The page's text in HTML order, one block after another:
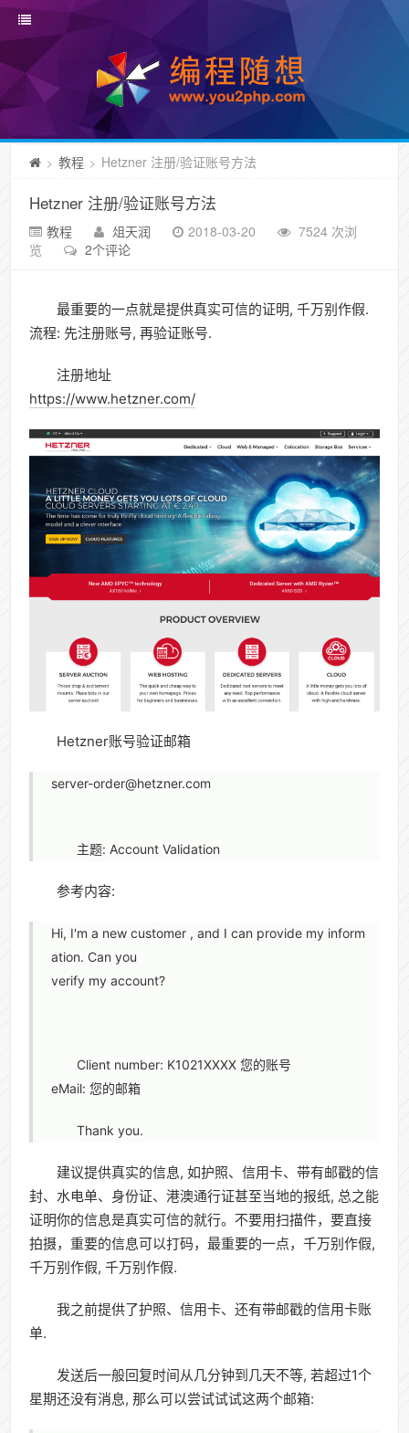
> 教程 > Hetzner 注册/验证账号方法
Hetzner 注册/验证账号方法
教程 俎天润 2018-03-20
7524 次浏
览
2个评论
最重要的一点就是提供真实可信的证明, 千万别作假.
流程: 先注册账号, 再验证账号.
注册地址
https://www.hetzner.com/
Hetzner账号验证邮箱
server-order@hetzner.com
主题: Account Validation
参考内容:
Hi, I'm a new customer , and I can provide my inform
ation. Can you
verify my account?
Client number: K1021XXXX 您的账号
eMail: 您的邮箱
Thank you.
建议提供真实的信息, 如护照、信用卡、带有邮戳的信
封、水电单、身份证、港澳通行证甚至当地的报纸, 总之能
证明你的信息是真实可信的就行。不要用扫描件，要直接
拍摄，重要的信息可以打码，最重要的一点，千万别作假,
千万别作假, 千万别作假.
我之前提供了护照、信用卡、还有带邮戳的信用卡账
单.
发送后一般回复时间从几分钟到几天不等, 若超过1个
星期还没有消息, 那么可以尝试试试这两个邮箱: